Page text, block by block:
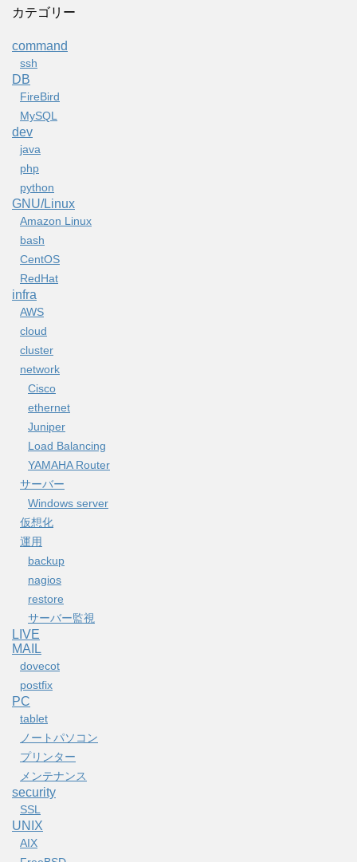
カテゴリー
command
ssh
DB
FireBird
MySQL
dev
java
php
python
GNU/Linux
Amazon Linux
bash
CentOS
RedHat
infra
AWS
cloud
cluster
network
Cisco
ethernet
Juniper
Load Balancing
YAMAHA Router
サーバー
Windows server
仮想化
運用
backup
nagios
restore
サーバー監視
LIVE
MAIL
dovecot
postfix
PC
tablet
ノートパソコン
プリンター
メンテナンス
security
SSL
UNIX
AIX